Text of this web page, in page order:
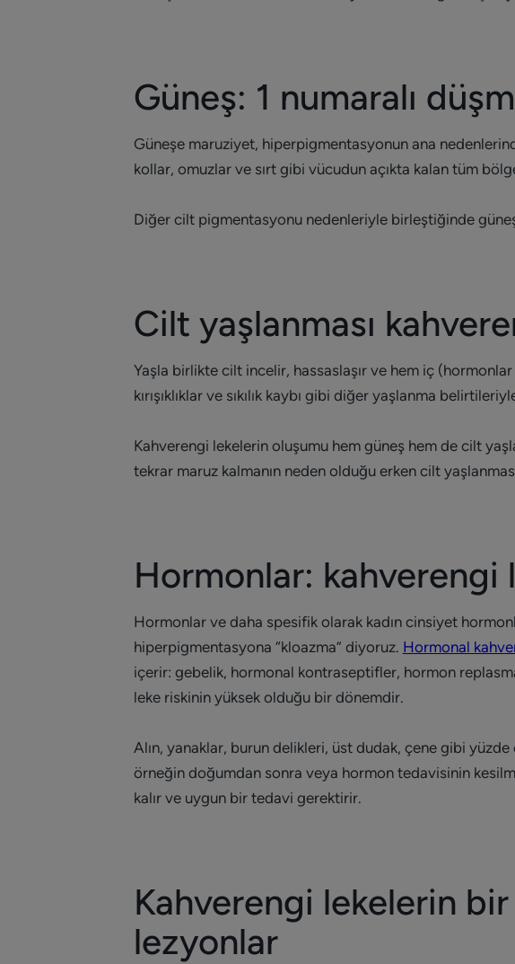
Güneş: 1 numaralı
Güneşe maruziyet, hiperpigmentasyonun ana
kollar, omuzlar ve sırt gibi vücudun açıkta kalan tüm
Diğer cilt pigmentasyonu nedenleriyle birleştiğinde
Cilt yaşlanması
Yaşla birlikte cilt incelir, hassaslaşır ve hem iç
kırışıklıklar ve sıkılık kaybı gibi diğer yaşlanma
Kahverengi lekelerin oluşumu hem güneş hem de cilt
tekrar maruz kalmanın neden olduğu erken cilt
Hormonlar: kahverengi
Hormonlar ve daha spesifik olarak kadın cinsiyet
hiperpigmentasyona “kloazma” diyoruz. Hormonal
içerir: gebelik, hormonal kontraseptifler, hormon
leke riskinin yüksek olduğu bir dönemdir.
Alın, yanaklar, burun delikleri, üst dudak, çene gibi
örneğin doğumdan sonra veya hormon tedavisinin
kalır ve uygun bir tedavi gerektirir.
Kahverengi lekelerin
lezyonlar